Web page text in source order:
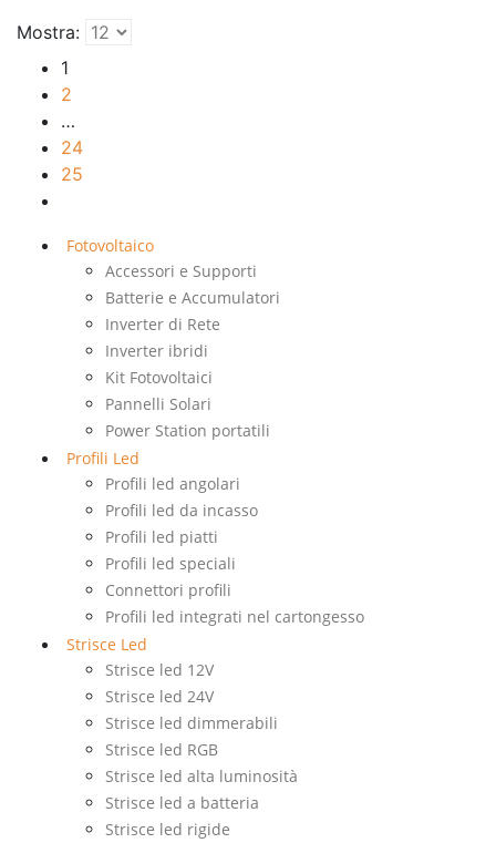
Mostra:
1
2
…
24
25
Fotovoltaico
Accessori e Supporti
Batterie e Accumulatori
Inverter di Rete
Inverter ibridi
Kit Fotovoltaici
Pannelli Solari
Power Station portatili
Profili Led
Profili led angolari
Profili led da incasso
Profili led piatti
Profili led speciali
Connettori profili
Profili led integrati nel cartongesso
Strisce Led
Strisce led 12V
Strisce led 24V
Strisce led dimmerabili
Strisce led RGB
Strisce led alta luminosità
Strisce led a batteria
Strisce led rigide